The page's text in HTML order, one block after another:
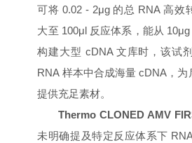
可将 0.02 - 2μg 的总 RNA 高效
大至 100μl 反应体系，能从
构建大型 cDNA 文库时，该试
RNA 样本中合成海量 cDNA，
提供充足素材。
Thermo CLONED AMV
未明确提及特定反应体系下